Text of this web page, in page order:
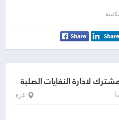
لادارة النفايات الصلبة
غزة